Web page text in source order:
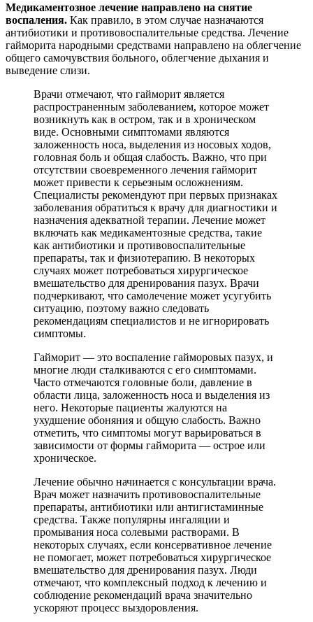
Медикаментозное лечение направлено на снятие
воспаления. Как правило, в этом случае назначаются
антибиотики и противовоспалительные средства. Лечение
гайморита народными средствами направлено на облегчение
общего самочувствия больного, облегчение дыхания и
выведение слизи.
Врачи отмечают, что гайморит является
распространенным заболеванием, которое может
возникнуть как в остром, так и в хроническом
виде. Основными симптомами являются
заложенность носа, выделения из носовых ходов,
головная боль и общая слабость. Важно, что при
отсутствии своевременного лечения гайморит
может привести к серьезным осложнениям.
Специалисты рекомендуют при первых признаках
заболевания обратиться к врачу для диагностики и
назначения адекватной терапии. Лечение может
включать как медикаментозные средства, такие
как антибиотики и противовоспалительные
препараты, так и физиотерапию. В некоторых
случаях может потребоваться хирургическое
вмешательство для дренирования пазух. Врачи
подчеркивают, что самолечение может усугубить
ситуацию, поэтому важно следовать
рекомендациям специалистов и не игнорировать
симптомы.
Гайморит — это воспаление гайморовых пазух, и
многие люди сталкиваются с его симптомами.
Часто отмечаются головные боли, давление в
области лица, заложенность носа и выделения из
него. Некоторые пациенты жалуются на
ухудшение обоняния и общую слабость. Важно
отметить, что симптомы могут варьироваться в
зависимости от формы гайморита — острое или
хроническое.
Лечение обычно начинается с консультации врача.
Врач может назначить противовоспалительные
препараты, антибиотики или антигистаминные
средства. Также популярны ингаляции и
промывания носа солевыми растворами. В
некоторых случаях, если консервативное лечение
не помогает, может потребоваться хирургическое
вмешательство для дренирования пазух. Люди
отмечают, что комплексный подход к лечению и
соблюдение рекомендаций врача значительно
ускоряют процесс выздоровления.